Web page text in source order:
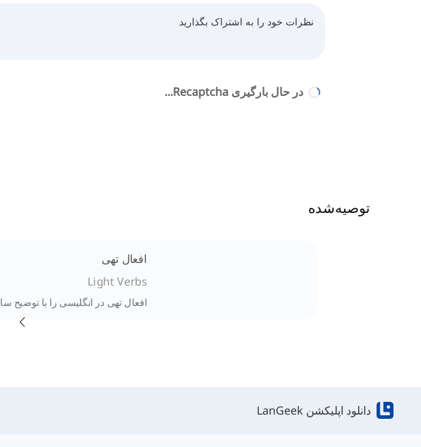
در حال بارگیری Recaptcha...
توصیه‌شده
افعال تهی
Light Verbs
افعال تهی در انگلیسی را با توضیح
دانلود اپلیکشن LanGeek